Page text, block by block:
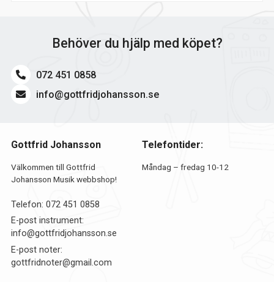
Behöver du hjälp med köpet?
072 451 0858
info@gottfridjohansson.se
Gottfrid Johansson
Välkommen till Gottfrid
Johansson Musik webbshop!
Telefon: 072 451 0858
E-post instrument:
info@gottfridjohansson.se
E-post noter:
gottfridnoter@gmail.com
Telefontider:
Måndag – fredag 10-12